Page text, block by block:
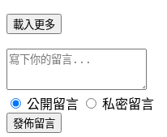
載入更多
公開留言 私密留言
發佈留言